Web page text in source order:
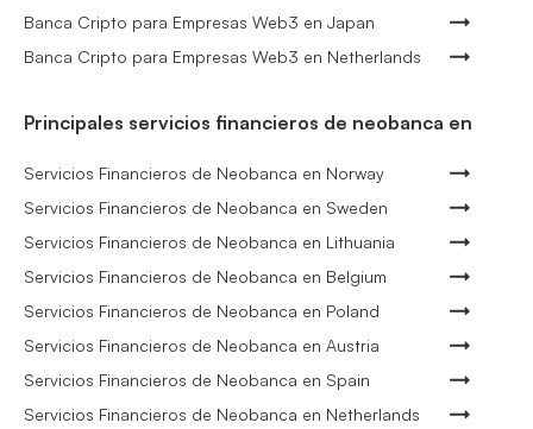
Banca Cripto para Empresas Web3 en Japan
Banca Cripto para Empresas Web3 en Netherlands
Principales servicios financieros de neobanca en
Servicios Financieros de Neobanca en Norway
Servicios Financieros de Neobanca en Sweden
Servicios Financieros de Neobanca en Lithuania
Servicios Financieros de Neobanca en Belgium
Servicios Financieros de Neobanca en Poland
Servicios Financieros de Neobanca en Austria
Servicios Financieros de Neobanca en Spain
Servicios Financieros de Neobanca en Netherlands